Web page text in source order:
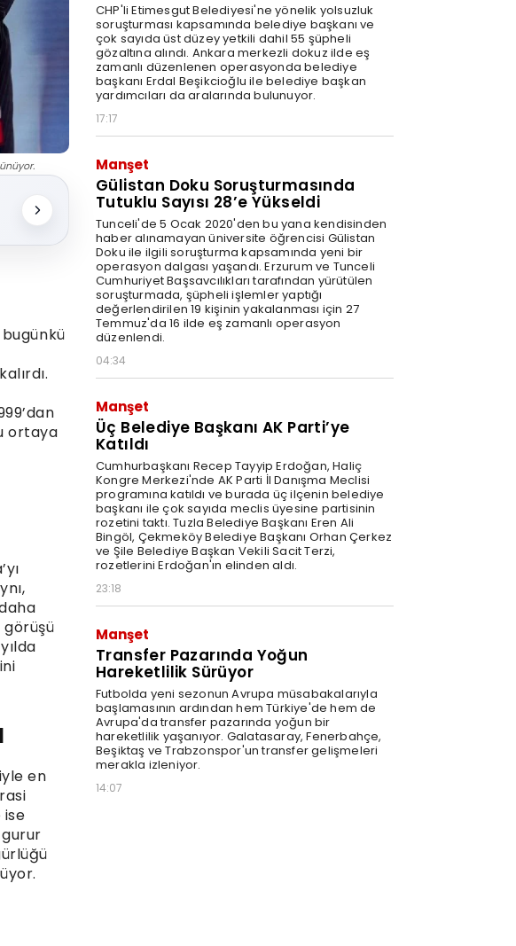
ortaya
görüşü
en
CHP'li Etimesgut Belediyesi'ne yönelik yolsuzluk
soruşturması kapsamında belediye başkanı ve
çok sayıda üst düzey yetkili dahil 55 şüpheli
gözaltına alındı. Ankara merkezli dokuz ilde eş
zamanlı düzenlenen operasyonda belediye
başkanı Erdal Beşikcioğlu ile belediye başkan
yardımcıları da aralarında bulunuyor.
17:17
Manşet
Gülistan Doku Soruşturmasında
Tutuklu Sayısı 28’e Yükseldi
Tunceli'de 5 Ocak 2020'den bu yana kendisinden
haber alınamayan üniversite öğrencisi Gülistan
Doku ile ilgili soruşturma kapsamında yeni bir
operasyon dalgası yaşandı. Erzurum ve Tunceli
Cumhuriyet Başsavcılıkları tarafından yürütülen
soruşturmada, şüpheli işlemler yaptığı
değerlendirilen 19 kişinin yakalanması için 27
Temmuz'da 16 ilde eş zamanlı operasyon
düzenlendi.
04:34
Manşet
Üç Belediye Başkanı AK Parti’ye
Katıldı
Cumhurbaşkanı Recep Tayyip Erdoğan, Haliç
Kongre Merkezi'nde AK Parti İl Danışma Meclisi
programına katıldı ve burada üç ilçenin belediye
başkanı ile çok sayıda meclis üyesine partisinin
rozetini taktı. Tuzla Belediye Başkanı Eren Ali
Bingöl, Çekmeköy Belediye Başkanı Orhan Çerkez
ve Şile Belediye Başkan Vekili Sacit Terzi,
rozetlerini Erdoğan'ın elinden aldı.
23:18
Manşet
Transfer Pazarında Yoğun
Hareketlilik Sürüyor
Futbolda yeni sezonun Avrupa müsabakalarıyla
başlamasının ardından hem Türkiye'de hem de
Avrupa'da transfer pazarında yoğun bir
hareketlilik yaşanıyor. Galatasaray, Fenerbahçe,
Beşiktaş ve Trabzonspor'un transfer gelişmeleri
merakla izleniyor.
14:07